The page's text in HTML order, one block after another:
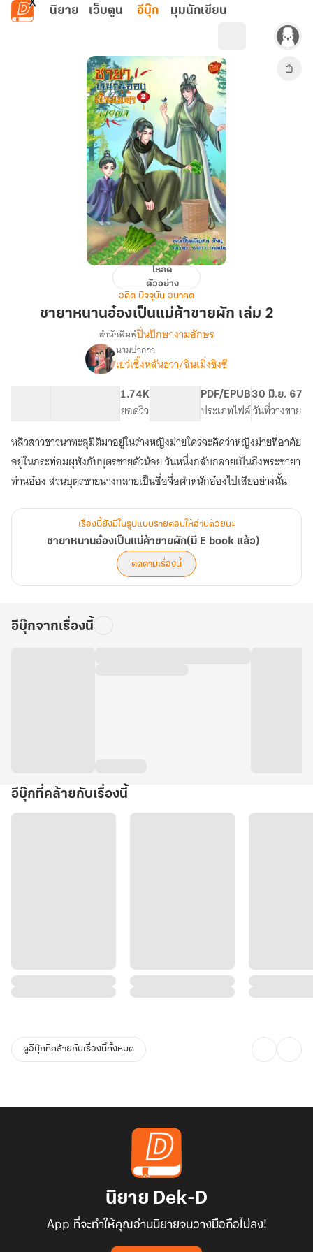
ข้ามไปยังเนื้อหาหลัก
นิยาย เว็บตูน อีบุ๊ก มุมนักเขียน
ชายา
อ๋อง
แม่ค้า
ขาย
ผัก
โหลด
ตัวอย่าง
อดีต ปัจจุบัน อนาคต
ชายาหนานอ๋องเป็นแม่ค้าขายผัก เล่ม 2
ชายา
ขาย
ผัก(มี
E
book
สำนักพิมพ์ปิ่นปักษางามอักษร
นามปากกา
เยว่เซิ้งหลันฮวา/ฉินเมิ่งชิงซี
1.74K
ยอดวิว
PDF/EPUB
ประเภทไฟล์
30 มิ.ย. 67
วันที่วางขาย
หลิวสาวชาวนาทะลุมิติมาอยู่ในร่างหญิงม่ายใครจะคิดว่าหญิงม่ายที่อาศัย
อยู่ในกระท่อมผุพังกับบุตรชายตัวน้อย วันหนึ่งกลับกลายเป็นถึงพระชายา
ท่านอ๋อง ส่วนบุตรชายนางกลายเป็นซื่อจื่อตำหนักอ๋องไปเสียอย่างนั้น
เรื่องนี้ยังมีในรูปแบบรายตอนให้อ่านด้วยนะ
ชายาหนานอ๋องเป็นแม่ค้าขายผัก(มี E book แล้ว)
ติดตามเรื่องนี้
อีบุ๊กจากเรื่องนี้
อีบุ๊กที่คล้ายกับเรื่องนี้
ดูอีบุ๊กที่คล้ายกับเรื่องนี้ทั้งหมด
นิยาย Dek-D
App ที่จะทำให้คุณอ่านนิยายจนวางมือถือไม่ลง!